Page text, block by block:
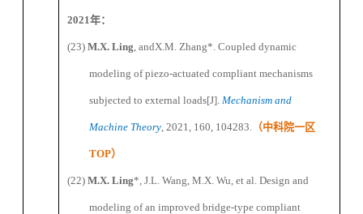
2021年：
(23) M.X.Ling andX.M. Zhang* . Coupled dynamic
modeling of piezo-actuated compliant mechanisms
subjected to external loads[J]. Mechanism and
Machine Theory , 2021, 160 104283. （中科院一区
TOP）
(22) M.X.Ling* J.L. Wang, M.X. Wu, et al. Design and
modeling of an improved bridge-type compliant